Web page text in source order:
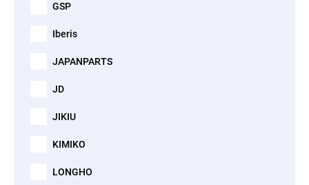
GSP
Iberis
JAPANPARTS
JD
JIKIU
KIMIKO
LONGHO